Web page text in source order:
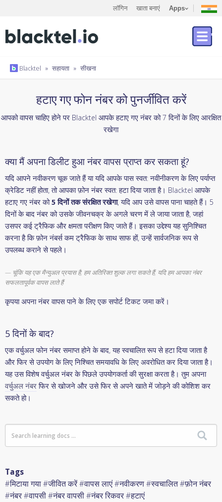
लॉगिन खाता बनाएं Apps
Blacktel » सहायता » सीखना
हटाए गए फोन नंबर को पुनर्जीवित करें
आपको वापस चाहिए होने पर Blacktel आपके हटाए गए नंबर को 7 दिनों के लिए आरक्षित
रखेगा
क्या मैं अपना डिलीट हुआ नंबर वापस प्राप्त कर सकता हूं?
यदि आपने नवीकरण चूक जाते हैं या यदि आपके पास स्वत: नवीनीकरण के लिए पर्याप्त
क्रेडिट नहीं होता, तो आपका फ़ोन नंबर स्वत: हटा दिया जाता है। Blacktel आपके
हटाए गए नंबर को5 दिनों तक संरक्षित रखेगा, यदि आप उसे वापस पाना चाहते हैं। 5
दिनों के बाद नंबर को उसके जीवनचक्र के अगले चरण में ले जाया जाता है, जहां
उसपर कई ट्रैफिक और क्षमता परीक्षण किए जाते हैं। इसका उद्देश्य यह सुनिश्चित
करना है कि फ़ोन नंबर्स कम ट्रैफिक के साथ साफ हों, उन्हें सार्वजनिक रूप से
उपलब्ध कराने से पहले।
चूंकि यह एक मैन्युअल प्रयास है, हम अतिरिक्त शुल्क लगा सकते हैं, यदि हम आपका नंबर
सफलतापूर्वक वापस लाते हैं
कृपया अपना नंबर वापस पाने के लिए एक सपोर्ट टिकट जमा करें।
5 दिनों के बाद?
एक वर्चुअल फोन नंबर समाप्त होने के बाद, यह स्वचालित रूप से हटा दिया जाता है
और फिर से उपयोग के लिए निश्चित समयावधि के लिए अवरोधित कर दिया जाता है।
यह उस विशेष वर्चुअल नंबर के पिछले उपयोगकर्ता की सुरक्षा करता है। तुम अपना
वर्चुअल नंबरफिर से खोजने और उसे फिर से अपने खाते में जोड़ने की कोशिश कर
सकते हो।
Tags
#मिटाया गया #जीवित करें #वापस लाएं #नवीकरण #स्वचालित #फ़ोन नंबर
#नंबर #वापसी #नंबर वापसी #नंबर रिकवर #हटाएं